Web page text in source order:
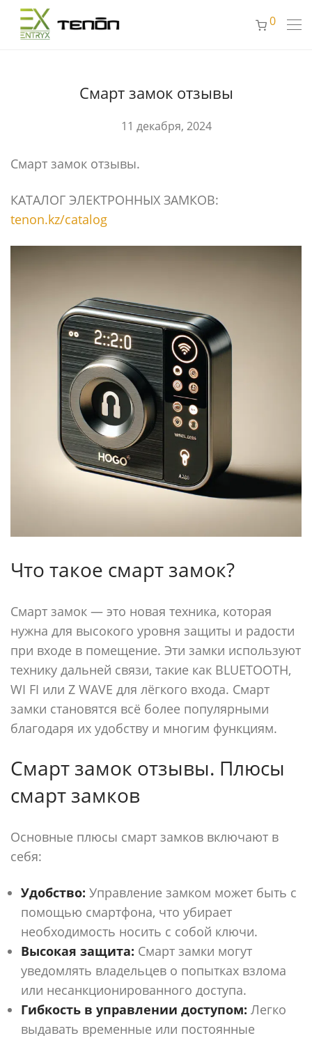
0
Cмарт замок отзывы
11 декабря, 2024
Cмарт замок отзывы.
КАТАЛОГ ЭЛЕКТРОННЫХ ЗАМКОВ:
tenon.kz/catalog
Что такое смарт замок?
Смарт замок — это новая техника, которая
нужна для высокого уровня защиты и радости
при входе в помещение. Эти замки используют
технику дальней связи, такие как BLUETOOTH,
WI FI или Z WAVE для лёгкого входа. Смарт
замки становятся всё более популярными
благодаря их удобству и многим функциям.
Cмарт замок отзывы. Плюсы
смарт замков
Основные плюсы смарт замков включают в
себя:
Удобство: Управление замком может быть с
помощью смартфона, что убирает
необходимость носить с собой ключи.
Высокая защита: Смарт замки могут
уведомлять владельцев о попытках взлома
или несанкционированного доступа.
Гибкость в управлении доступом: Легко
выдавать временные или постоянные